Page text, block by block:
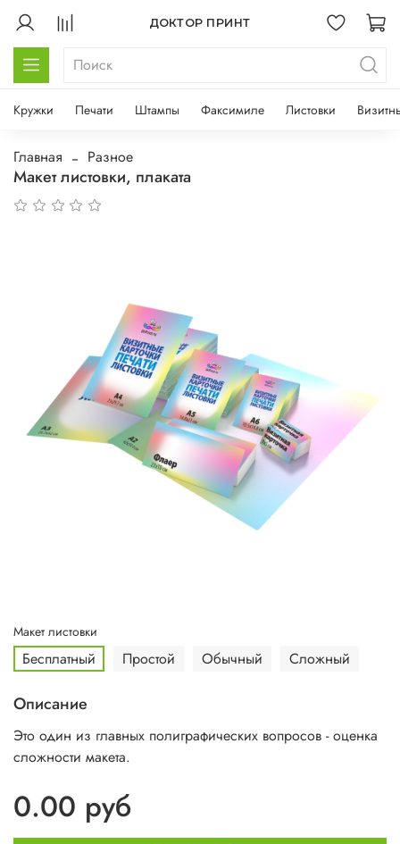
ДОКТОР ПРИНТ
Кружки Печати Штампы Факсимиле Листовки
Главная Разное
Макет листовки, плаката
Макет листовки
Бесплатный Простой Обычный Сложный
Описание
Это один из главных полиграфических вопросов - оценка
сложности макета.
0.00 руб